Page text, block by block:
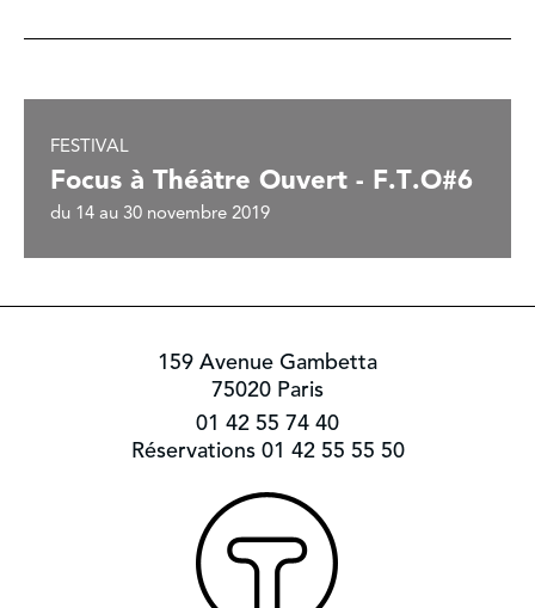
FESTIVAL
Focus à Théâtre Ouvert - F.T.O#6
du 14 au 30 novembre 2019
159 Avenue Gambetta
75020 Paris
01 42 55 74 40
Réservations 01 42 55 55 50